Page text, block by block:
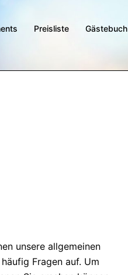
Preisliste Gästebuch
unsere allgemeinen
Fragen auf. Um